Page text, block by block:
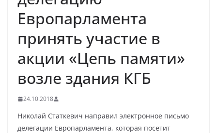
Европарламента
принять участие в
акции «Цепь памяти»
возле здания КГБ
24.10.2018
Николай Статкевич направил электронное письмо
делегации Европарламента, которая посетит